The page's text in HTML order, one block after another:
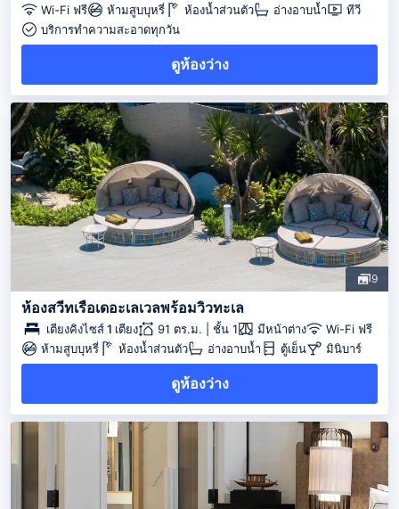
Wi-Fi ฟรี
ห้ามสูบบุหรี่ ห้องน้ำส่วนตัว อ่างอาบน้ำ
ทีวี
บริการทำความสะอาดทุกวัน
ดูห้องว่าง
9
ห้องสวีทเรือเดอะเลเวลพร้อมวิวทะเล
เตียงคิงไซส์ 1 เตียง 91 ตร.ม. | ชั้น 1 มีหน้าต่าง
Wi-Fi ฟรี
ห้ามสูบบุหรี่
ห้องน้ำส่วนตัว อ่างอาบน้ำ ตู้เย็น มินิบาร์
ดูห้องว่าง